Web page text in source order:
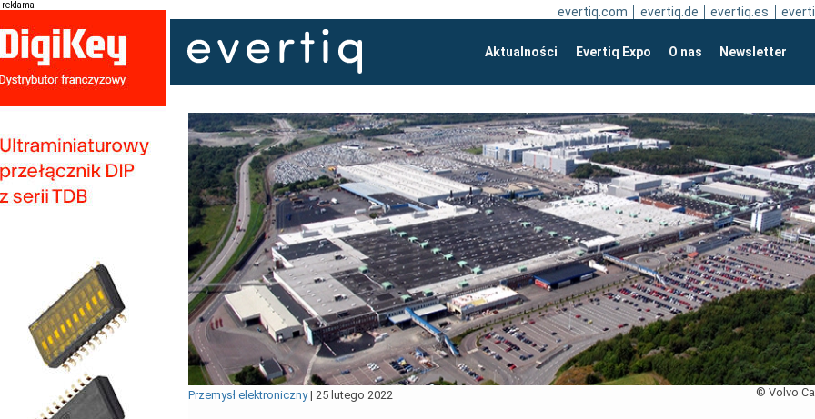
reklama evertiq.com evertiq.de evertiq.es
Aktualności Evertiq Expo O nas Newsletter
© Volvo
Przemysł elektroniczny| 25 lutego 2022